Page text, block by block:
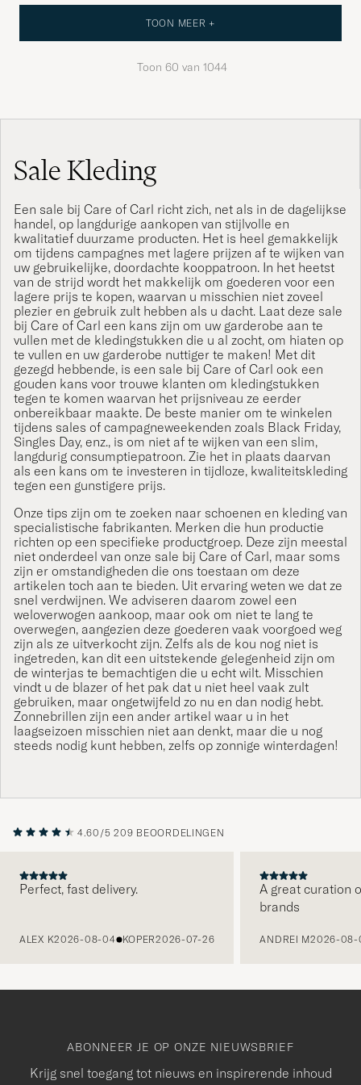
TOON MEER +
Toon 60 van 1044
Sale Kleding
Een sale bij Care of Carl richt zich, net als in de dagelijkse
handel, op langdurige aankopen van stijlvolle en
kwalitatief duurzame producten. Het is heel gemakkelijk
om tijdens campagnes met lagere prijzen af te wijken van
uw gebruikelijke, doordachte kooppatroon. In het heetst
van de strijd wordt het makkelijk om goederen voor een
lagere prijs te kopen, waarvan u misschien niet zoveel
plezier en gebruik zult hebben als u dacht. Laat deze sale
bij Care of Carl een kans zijn om uw garderobe aan te
vullen met de kledingstukken die u al zocht, om hiaten op
te vullen en uw garderobe nuttiger te maken! Met dit
gezegd hebbende, is een sale bij Care of Carl ook een
gouden kans voor trouwe klanten om kledingstukken
tegen te komen waarvan het prijsniveau ze eerder
onbereikbaar maakte. De beste manier om te winkelen
tijdens sales of campagneweekenden zoals Black Friday,
Singles Day, enz., is om niet af te wijken van een slim,
langdurig consumptiepatroon. Zie het in plaats daarvan
als een kans om te investeren in tijdloze, kwaliteitskleding
tegen een gunstigere prijs.
Onze tips zijn om te zoeken naar schoenen en kleding van
specialistische fabrikanten. Merken die hun productie
richten op een specifieke productgroep. Deze zijn meestal
niet onderdeel van onze sale bij Care of Carl, maar soms
zijn er omstandigheden die ons toestaan ​​om deze
artikelen toch aan te bieden. Uit ervaring weten we dat ze
snel verdwijnen. We adviseren daarom zowel een
weloverwogen aankoop, maar ook om niet te lang te
overwegen, aangezien deze goederen vaak voorgoed weg
zijn als ze uitverkocht zijn. Zelfs als de kou nog niet is
ingetreden, kan dit een uitstekende gelegenheid zijn om
de winterjas te bemachtigen die u echt wilt. Misschien
vindt u de blazer of het pak dat u niet heel vaak zult
gebruiken, maar ongetwijfeld zo nu en dan nodig hebt.
Zonnebrillen zijn een ander artikel waar u in het
laagseizoen misschien niet aan denkt, maar die u nog
steeds nodig kunt hebben, zelfs op zonnige winterdagen!
4.60/5 209 BEOORDELINGEN
Perfect, fast delivery.
ALEX K2026-08-04 KOPER2026-07-26
A great curation
brands
ANDREI M2026-08-
ABONNEER JE OP ONZE NIEUWSBRIEF
Krijg snel toegang tot nieuws en inspirerende inhoud